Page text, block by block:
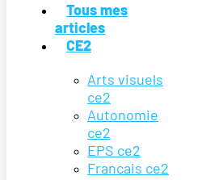
Tous mes
articles
CE2
Arts visuels
ce2
Autonomie
ce2
EPS ce2
Francais ce2